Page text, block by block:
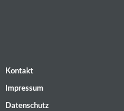
Kontakt
Impressum
Datenschutz